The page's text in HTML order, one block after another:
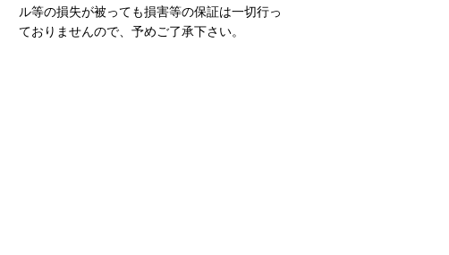
ル等の損失が被っても損害等の保証は一切行っ
ておりませんので、予めご了承下さい。